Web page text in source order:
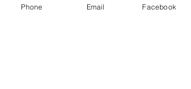
Phone Email Facebook